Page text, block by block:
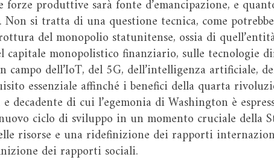
produttive sarà fonte d’emancipazione, e
si tratta di una questione tecnica, come
del monopolio statunitense, ossia di
monopolistico finanziario, sulle tecnologie
dell’IoT, del 5G, dell’intelligenza artificiale,
essenziale affinché i benefici della quarta
decadente di cui l’egemonia di Washington è
ciclo di sviluppo in un momento cruciale della
risorse e una ridefinizione dei rapporti
dei rapporti sociali.